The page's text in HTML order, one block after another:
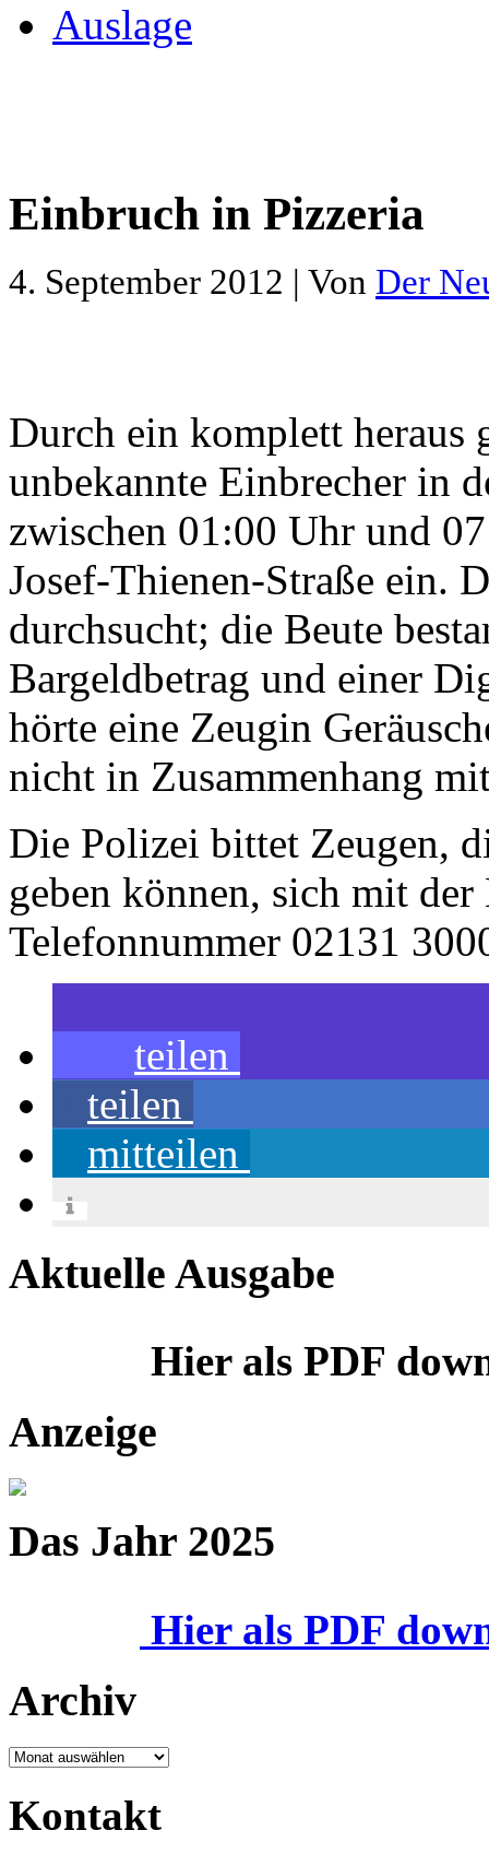
Auslage
Einbruch in Pizzeria
4. September 2012 | Von Der
Durch ein komplett heraus
unbekannte Einbrecher in
zwischen 01:00 Uhr und
Josef-Thienen-Straße ein.
durchsucht; die Beute
Bargeldbetrag und einer
hörte eine Zeugin
nicht in Zusammenhang
Die Polizei bittet Zeugen,
geben können, sich mit
Telefonnummer 02131
teilen
teilen
mitteilen
Aktuelle Ausgabe
Hier als PDF
Anzeige
Das Jahr 2025
Hier als PDF
Archiv
Archiv
Kontakt